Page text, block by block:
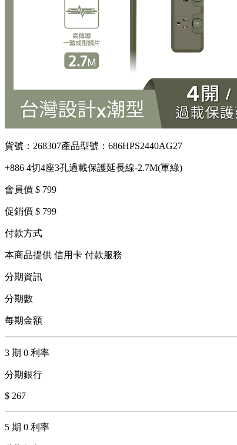
貨號：268307產品型號：686HPS2440AG27
+886 4切4座3孔過載保護延長線-2.7M(軍綠)
會員價 $ 799
促銷價 $ 799
付款方式
本商品提供 信用卡 付款服務
分期資訊
分期數
每期金額
3 期 0 利率
分期銀行
$ 267
5 期 0 利率